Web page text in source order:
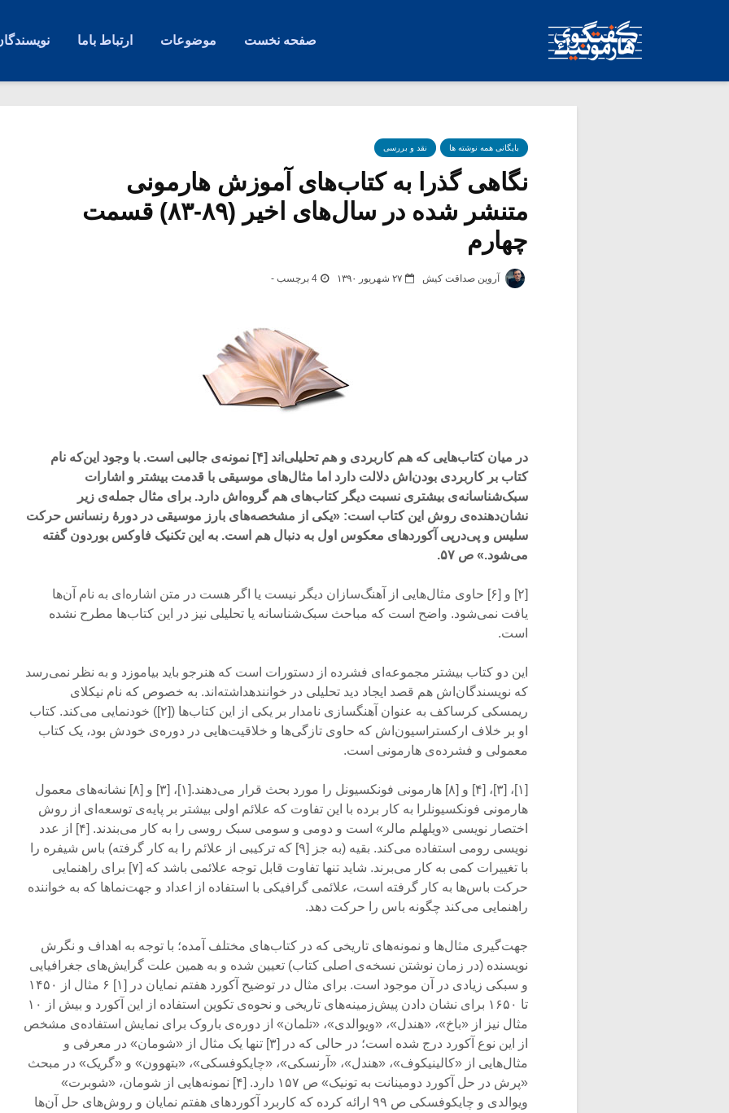
صفحه نخست موضوعات ارتباط باما
بایگانی همه نوشته ها نقد و بررسی
نگاهی گذرا به کتاب‌های آموزش هارمونی
متنشر شده در سال‌های اخیر (۸۹-۸۳) قسمت
چهارم
آروین صداقت کیش ۲۷ شهریور ۱۳۹۰ 4 برچسب -
در میان کتاب‌هایی که هم کاربردی و هم تحلیلی‌اند [۴] نمونه‌ی جالبی است. با وجود این‌که نام
کتاب بر کاربردی بودن‌اش دلالت دارد اما مثال‌های موسیقی با قدمت بیشتر و اشارات
سبک‌شناسانه‌ی بیشتری نسبت دیگر کتاب‌های هم گروه‌اش دارد. برای مثال جمله‌ی زیر
نشان‌دهنده‌ی روش این کتاب است: «یکی از مشخصه‌های بارز موسیقی در دورۀ رنسانس حرکت
سلیس و پی‌درپی آکورد‌های معکوس اول به دنبال هم است. به این تکنیک فاوکس بوردون گفته
می‌شود.» ص ۵۷.
[۲] و [۶] حاوی مثال‌هایی از آهنگ‌سازان دیگر نیست یا اگر هست در متن اشاره‌ای به نام آن‌ها
یافت نمی‌شود. واضح است که مباحث سبک‌شناسانه یا تحلیلی نیز در این کتاب‌ها مطرح نشده
است.
این دو کتاب بیشتر مجموعه‌ای فشرده از دستورات است که هنرجو باید بیاموزد و به نظر نمی‌رسد
که نویسندگان‌اش هم قصد ایجاد دید تحلیلی در خوانندهداشته‌اند. به خصوص که نام نیکلای
ریمسکی کرساکف به عنوان آهنگسازی نامدار بر یکی از این کتاب‌ها ([۲]) خودنمایی می‌کند. کتاب
او بر خلاف ارکستراسیون‌اش که حاوی تازگی‌ها و خلاقیت‌هایی در دوره‌ی خودش بود، یک کتاب
معمولی و فشرده‌ی هارمونی است.
[۱]، [۳]، [۴] و [۸] هارمونی فونکسیونل را مورد بحث قرار می‌دهند.[۱]، [۳] و [۸] نشانه‌های معمول
هارمونی فونکسیونلرا به کار برده با این تفاوت که علائم اولی بیشتر بر پایه‌ی توسعه‌‌ای از روش
اختصار نویسی «ویلهلم مالر» است و دومی و سومی سبک روسی را به کار می‌بندند. [۴] از عدد
نویسی رومی استفاده می‌کند. بقیه (به جز [۹] که ترکیبی از علائم را به کار گرفته) باس شیفره را
با تغییرات کمی به کار می‌برند. شاید تنها تفاوت قابل توجه علائمی باشد که [۷] برای راهنمایی
حرکت باس‌ها به کار گرفته است، علائمی گرافیکی با استفاده از اعداد و جهت‌نماها که به خواننده
راهنمایی می‌کند چگونه باس را حرکت دهد.
جهت‌گیری مثال‌ها و نمونه‌های تاریخی که در کتاب‌های مختلف آمده؛ با توجه به اهداف و نگرش
نویسنده (در زمان نوشتن نسخه‌ی اصلی کتاب) تعیین شده و به همین علت گرایش‌های جغرافیایی
و سبکی زیادی در آن موجود است. برای مثال در توضیح آکورد هفتم نمایان در [۱] ۶ مثال از ۱۴۵۰
تا ۱۶۵۰ برای نشان دادن پیش‌زمینه‌های تاریخی و نحوه‌ی تکوین استفاده از این آکورد و بیش از ۱۰
مثال نیز از «باخ»، «هندل»، «ویوالدی»، «تلمان» از دوره‌ی باروک برای نمایش استفاده‌ی مشخص
از این نوع آکورد درج شده است؛ در حالی که در [۳] تنها یک مثال از «شومان» در معرفی و
مثال‌هایی از «کالینیکوف»، «هندل»، «آرنسکی»، «چایکوفسکی»، «بتهوون» و «گریک» در مبحث
«پرش در حل آکورد دومینانت به تونیک» ص ۱۵۷ دارد. [۴] نمونه‌هایی از شومان، «شوبرت»
ویوالدی و چایکوفسکی ص ۹۹ ارائه کرده که کاربرد آکورد‌های هفتم نمایان و روش‌های حل آن‌ها